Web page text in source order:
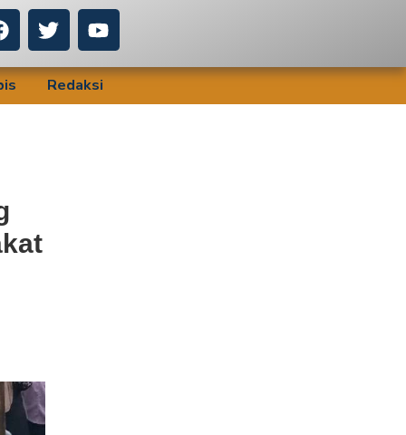
Redaksi